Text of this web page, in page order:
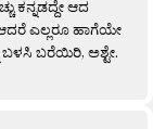
ಕನ್ನಡದ್ದೇ ಆದ
ಎಲ್ಲರೂ ಹಾಗೆಯೇ
ಬಳಸಿ ಬರೆಯಿರಿ, ಅಶ್ಟೇ.